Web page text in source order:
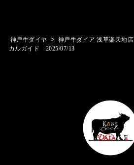
神戸牛ダイヤ > 神戸牛ダイア 浅草楽天地店
カルガイド 2025/07/13